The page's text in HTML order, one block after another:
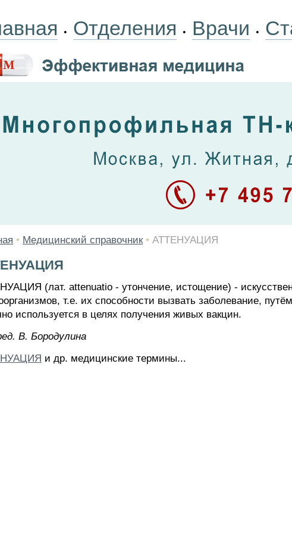
• Отделения • Врачи •
• Медицинский справочник • АТТЕНУАЦИЯ
(лат. attenuatio - утончение, истощение) -
т.е. их способности вызвать заболевание,
используется в целях получения живых вакцин.
B. Бopoдyлинa
и др. медицинские термины...